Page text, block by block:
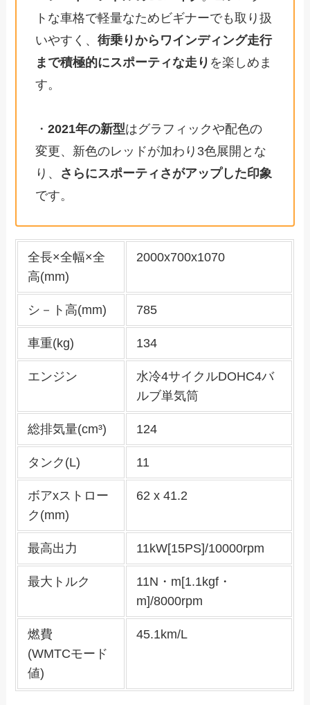
トな車格で軽量なためビギナーでも取り扱
いやすく、街乗りからワインディング走行
まで積極的にスポーティな走り を楽しめま
す。
・2021年の新型はグラフィックや配色の
変更、新色のレッドが加わり3色展開とな
り、 さらにスポーティさがアップした印象
です。
全長×全幅×全
高(mm)
2000x700x1070
シ－ト高(mm) 785
車重(kg) 134
エンジン
水冷4サイクルDOHC4バ
ルブ単気筒
総排気量(cm³) 124
タンク(L) 11
ボアxストロー
ク(mm)
62 x 41.2
最高出力 11kW[15PS]/10000rpm
最大トルク
11N・m[1.1kgf・
m]/8000rpm
燃費
(WMTCモード
値)
45.1km/L